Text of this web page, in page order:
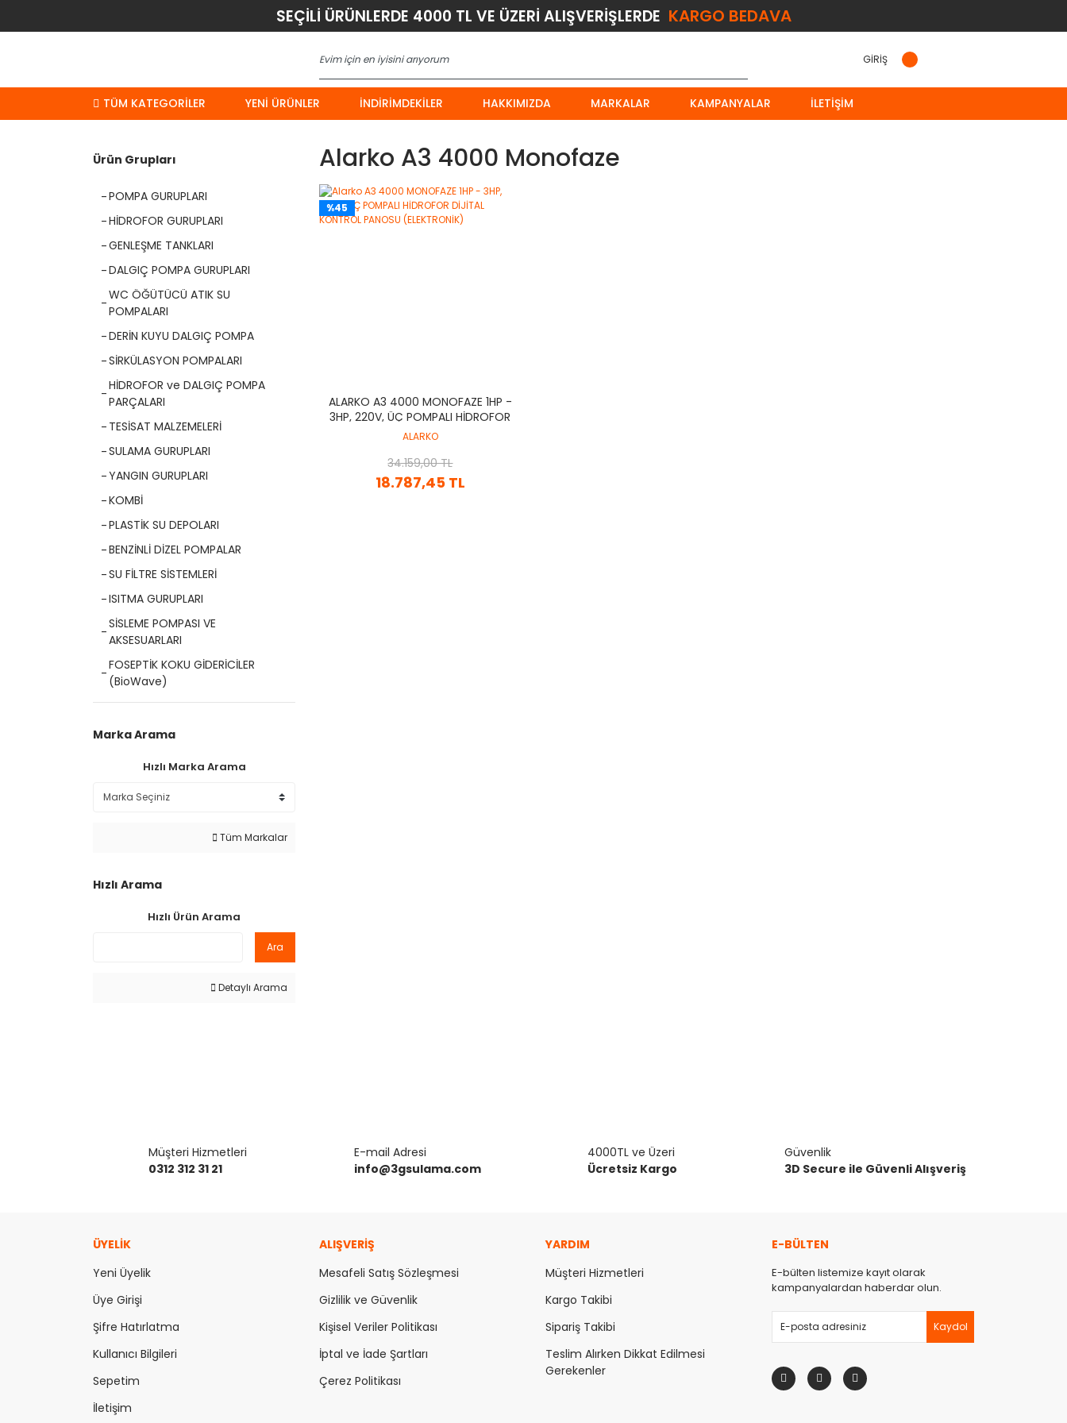
SEÇİLİ ÜRÜNLERDE 4000 TL VE ÜZERİ ALIŞVERİŞLERDE KARGO BEDAVA
GİRİŞ
TÜM KATEGORİLER YENI ÜRÜNLER İNDIRIMDEKILER HAKKIMIZDA MARKALAR KAMPANYALAR İLETIŞIM
Ürün Grupları
POMPA GURUPLARI
HİDROFOR GURUPLARI
GENLEŞME TANKLARI
DALGIÇ POMPA GURUPLARI
WC ÖĞÜTÜCÜ ATIK SU
POMPALARI
DERİN KUYU DALGIÇ POMPA
SİRKÜLASYON POMPALARI
HİDROFOR ve DALGIÇ POMPA
PARÇALARI
TESİSAT MALZEMELERİ
SULAMA GURUPLARI
YANGIN GURUPLARI
KOMBİ
PLASTİK SU DEPOLARI
BENZİNLİ DİZEL POMPALAR
SU FİLTRE SİSTEMLERİ
ISITMA GURUPLARI
SİSLEME POMPASI VE
AKSESUARLARI
FOSEPTİK KOKU GİDERİCİLER
(BioWave)
Marka Arama
Hızlı Marka Arama
Tüm Markalar
Hızlı Arama
Hızlı Ürün Arama
Ara
Detaylı Arama
Alarko A3 4000 Monofaze
%45
ALARKO A3 4000 MONOFAZE 1HP -
3HP, 220V, ÜÇ POMPALI HİDROFOR
DİJİTAL KONTROL PANOSU
ALARKO
18.787,45 TL
34.159,00 TL
Müşteri Hizmetleri
0312 312 31 21
E-mail Adresi
info@3gsulama.com
4000TL ve Üzeri
Ücretsiz Kargo
Güvenlik
3D Secure ile Güvenli Alışveriş
ÜYELİK
Yeni Üyelik
Üye Girişi
Şifre Hatırlatma
Kullanıcı Bilgileri
Sepetim
İletişim
ALIŞVERİŞ
Mesafeli Satış Sözleşmesi
Gizlilik ve Güvenlik
Kişisel Veriler Politikası
İptal ve İade Şartları
Çerez Politikası
YARDIM
Müşteri Hizmetleri
Kargo Takibi
Sipariş Takibi
Teslim Alırken Dikkat Edilmesi
Gerekenler
E-BÜLTEN
E-bülten listemize kayıt olarak
kampanyalardan haberdar olun.
Kaydol